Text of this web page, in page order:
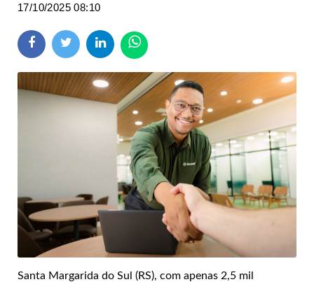
17/10/2025 08:10
Santa Margarida do Sul (RS), com apenas 2,5 mil